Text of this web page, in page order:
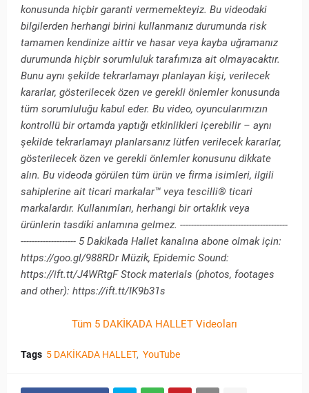
konusunda hiçbir garanti vermemekteyiz. Bu videodaki
bilgilerden herhangi birini kullanmanız durumunda risk
tamamen kendinize aittir ve hasar veya kayba uğramanız
durumunda hiçbir sorumluluk tarafımıza ait olmayacaktır.
Bunu aynı şekilde tekrarlamayı planlayan kişi, verilecek
kararlar, gösterilecek özen ve gerekli önlemler konusunda
tüm sorumluluğu kabul eder. Bu video, oyuncularımızın
kontrollü bir ortamda yaptığı etkinlikleri içerebilir – aynı
şekilde tekrarlamayı planlarsanız lütfen verilecek kararlar,
gösterilecek özen ve gerekli önlemler konusunu dikkate
alın. Bu videoda görülen tüm ürün ve firma isimleri, ilgili
sahiplerine ait ticari markalar™ veya tescilli® ticari
markalardır. Kullanımları, herhangi bir ortaklık veya
ürünlerin tasdiki anlamına gelmez. ---------------------------------------
-------------------- 5 Dakikada Hallet kanalına abone olmak için:
https://goo.gl/988RDr Müzik, Epidemic Sound:
https://ift.tt/J4WRtgF Stock materials (photos, footages
and other): https://ift.tt/IK9b31s
Tüm 5 DAKİKADA HALLET Videoları
Tags 5 DAKİKADA HALLET YouTube